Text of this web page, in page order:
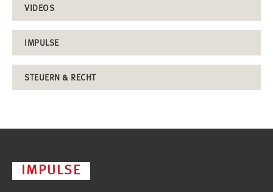
VIDEOS
IMPULSE
STEUERN & RECHT
IMPULSE